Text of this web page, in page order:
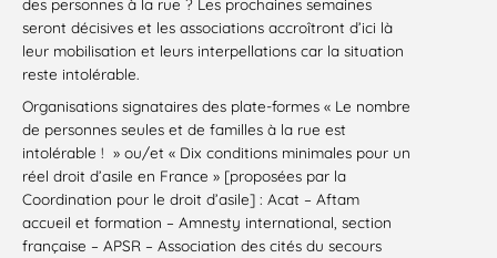
des personnes à la rue ? Les prochaines semaines
seront décisives et les associations accroîtront d’ici là
leur mobilisation et leurs interpellations car la situation
reste intolérable.
Organisations signataires des plate-formes « Le nombre
de personnes seules et de familles à la rue est
intolérable ! » ou/et « Dix conditions minimales pour un
réel droit d’asile en France » [proposées par la
Coordination pour le droit d’asile] : Acat – Aftam
accueil et formation – Amnesty international, section
française – APSR – Association des cités du secours